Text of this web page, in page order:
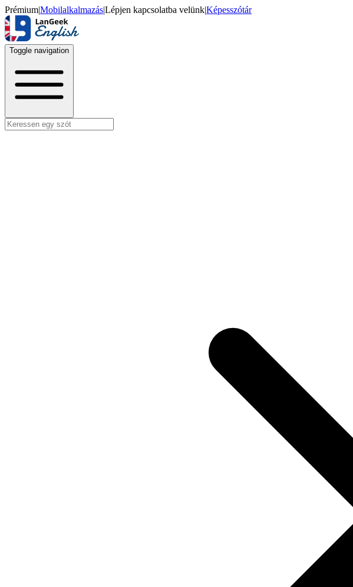
Prémium|Mobilalkalmazás|Lépjen kapcsolatba velünk|Képesszótár
Toggle navigation